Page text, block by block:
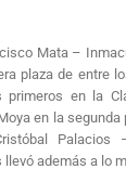
Mata –
plaza de entre
primeros en la
en la
Palacios
además a lo